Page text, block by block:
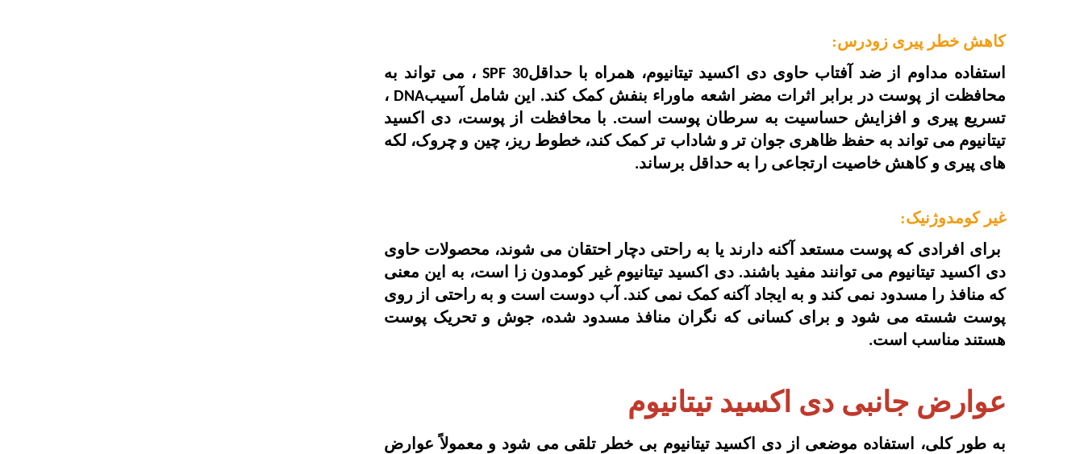
کاهش خطر پیری زودرس:
استفاده مداوم از ضد آفتاب حاوی دی اکسید تیتانیوم، همراه با حداقلSPF 30، می تواند به
محافظت از پوست در برابر اثرات مضر اشعه ماوراء بنفش کمک کند. این شامل آسیبDNA ،
تسریع پیری و افزایش حساسیت به سرطان پوست است. با محافظت از پوست، دی اکسید
تیتانیوم می تواند به حفظ ظاهری جوان تر و شاداب تر کمک کند، خطوط ریز، چین و چروک، لکه
های پیری و کاهش خاصیت ارتجاعی را به حداقل برساند.
غیر کومدوژنیک:
برای افرادی که پوست مستعد آکنه دارند یا به راحتی دچار احتقان می شوند، محصولات حاوی
دی اکسید تیتانیوم می توانند مفید باشند. دی اکسید تیتانیوم غیر کومدون زا است، به این معنی
که منافذ را مسدود نمی کند و به ایجاد آکنه کمک نمی کند. آب دوست است و به راحتی از روی
پوست شسته می شود و برای کسانی که نگران منافذ مسدود شده، جوش و تحریک پوست
هستند مناسب است.
عوارض جانبی دی اکسید تیتانیوم
به طور کلی، استفاده موضعی از دی اکسید تیتانیوم بی خطر تلقی می شود و معمولاً عوارض